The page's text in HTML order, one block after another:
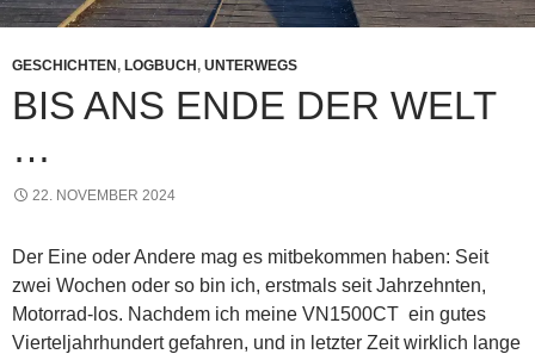
GESCHICHTEN , LOGBUCH , UNTERWEGS
BIS ANS ENDE DER WELT
…
22. NOVEMBER 2024
Der Eine oder Andere mag es mitbekommen haben: Seit
zwei Wochen oder so bin ich, erstmals seit Jahrzehnten,
Motorrad-los. Nachdem ich meine VN1500CT ein gutes
Vierteljahrhundert gefahren, und in letzter Zeit wirklich lange